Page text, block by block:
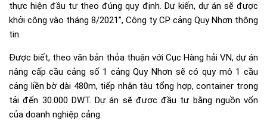
thực hiện đầu tư theo đúng quy định. Dự kiến, dự án sẽ được
khởi công vào tháng 8/2021”, Công ty CP cảng Quy Nhơn thông
tin.
Được biết, theo văn bản thỏa thuận với Cục Hàng hải VN, dự án
nâng cấp cầu cảng số 1 cảng Quy Nhơn sẽ có quy mô 1 cầu
cảng liền bờ dài 480m, tiếp nhận tàu tổng hợp, container trọng
tải đến 30.000 DWT. Dự án sẽ được đầu tư bằng nguồn vốn
của doanh nghiệp cảng.